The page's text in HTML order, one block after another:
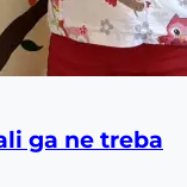
ga ne treba